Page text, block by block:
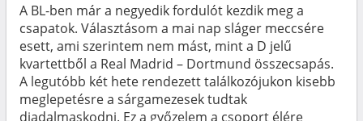
A BL-ben már a negyedik fordulót kezdik meg a
csapatok. Választásom a mai nap sláger meccsére
esett, ami szerintem nem mást, mint a D jelű
kvartettből a Real Madrid – Dortmund összecsapás.
A legutóbb két hete rendezett találkozójukon kisebb
meglepetésre a sárgamezesek tudtak
diadalmaskodni. Ez a győzelem a csoport élére